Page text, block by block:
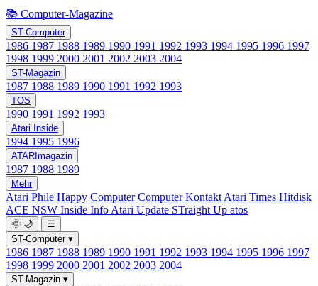
📚 Computer-Magazine
ST-Computer
1986 1987 1988 1989 1990 1991 1992 1993 1994 1995 1996 1997
1998 1999 2000 2001 2002 2003 2004
ST-Magazin
1987 1988 1989 1990 1991 1992 1993
TOS
1990 1991 1992 1993
Atari Inside
1994 1995 1996
ATARImagazin
1987 1988 1989
Mehr
Atari Phile Happy ComputerComputer Kontakt Atari Times Hitdisk
ACE NSW Inside Info Atari Update STraight Up atos
🌞 🌙
☰
ST-Computer ▾
1986 1987 1988 1989 1990 1991 1992 1993 1994 1995 1996 1997
1998 1999 2000 2001 2002 2003 2004
ST-Magazin ▾